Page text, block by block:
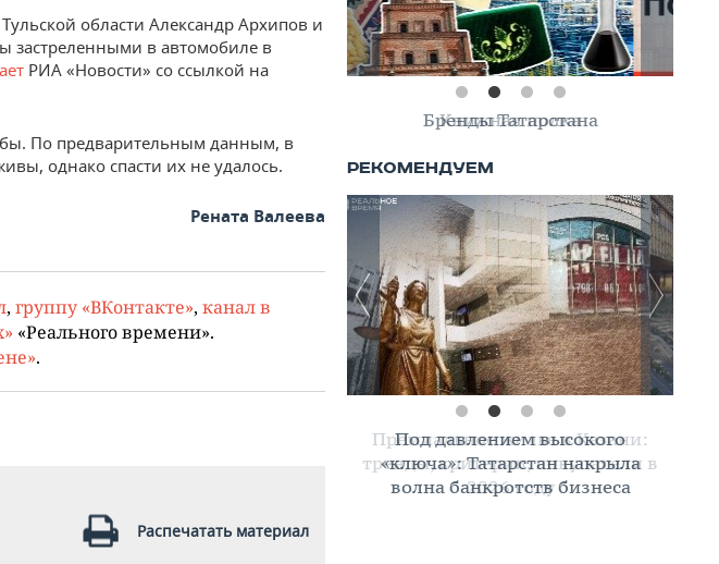
области Александр Архипов и
застреленными в автомобиле в
РИА «Новости» со ссылкой на
По предварительным данным, в
однако спасти их не удалось.
Рената Валеева
, группу «ВКонтакте», канал в
«Реального времени».
.
Распечатать материал
Книжная полка
Премиальное жилье в Казани:
тренды, критерии, покупатели в
2026 году